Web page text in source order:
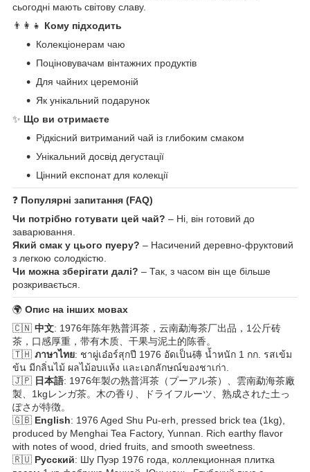
сьогодні мають світову славу.
👨‍👩‍👧 Кому підходить
Колекціонерам чаю
Поціновувачам вінтажних продуктів
Для чайних церемоній
Як унікальний подарунок
✨ Що ви отримаєте
Рідкісний витриманий чай із глибоким смаком
Унікальний досвід дегустації
Цінний експонат для колекції
❓ Популярні запитання (FAQ)
Чи потрібно готувати цей чай? – Ні, він готовий до
заварювання.
Який смак у цього пуеру? – Насичений деревно-фруктовий
з легкою солодкістю.
Чи можна зберігати далі? – Так, з часом він ще більше
розкривається.
🌍 Опис на інших мовах
🇨🇳 中文: 1976年陈年熟普洱茶，云南勐海茶厂出品，1公斤砖
茶，口感厚重，带有木质、干果与泥土的陈香。
🇹🇭 ภาษาไทย: ชาผู่เอ๋อร์สุกปี 1976 อัดเป็น磚 น้ำหนัก 1 กก. รสเข้ม
ข้น มีกลิ่นไม้ ผลไม้อบแห้ง และเอกลักษณ์ของชาเก่า.
🇯🇵 日本語: 1976年製の熟普洱茶（プーアル茶）、雲南勐海茶廠
製、1kgレンガ茶。木の香り、ドライフルーツ、熟成された土っ
ぽさが特徴。
🇬🇧 English: 1976 Aged Shu Pu-erh, pressed brick tea (1kg),
produced by Menghai Tea Factory, Yunnan. Rich earthy flavor
with notes of wood, dried fruits, and smooth sweetness.
🇷🇺 Русский: Шу Пуэр 1976 года, коллекционная плитка